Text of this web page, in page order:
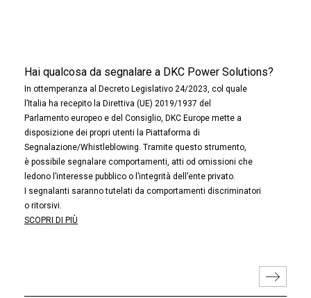
Hai qualcosa da segnalare a DKC Power Solutions?
In ottemperanza al Decreto Legislativo 24/2023, col quale
l’Italia ha recepito la Direttiva (UE) 2019/1937 del
Parlamento europeo e del Consiglio, DKC Europe mette a
disposizione dei propri utenti la Piattaforma di
Segnalazione/Whistleblowing. Tramite questo strumento,
è possibile segnalare comportamenti, atti od omissioni che
ledono l’interesse pubblico o l’integrità dell’ente privato.
I segnalanti saranno tutelati da comportamenti discriminatori
o ritorsivi.
SCOPRI DI PIÙ